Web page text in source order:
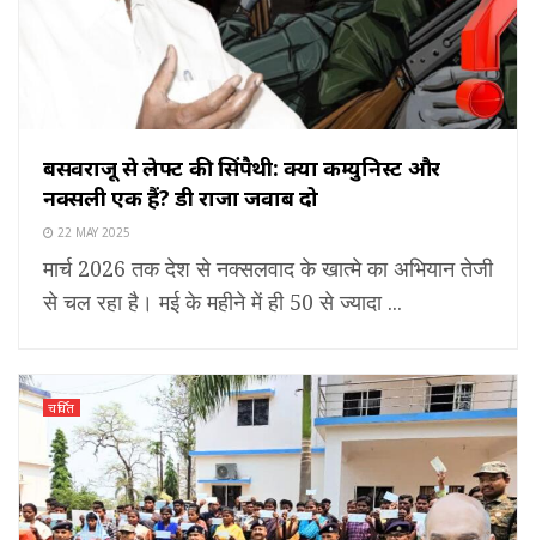
बसवराजू से लेफ्ट की सिंपैथी: क्या कम्युनिस्ट और
नक्सली एक हैं? डी राजा जवाब दो
22 MAY 2025
मार्च 2026 तक देश से नक्सलवाद के खात्मे का अभियान तेजी
से चल रहा है। मई के महीने में ही 50 से ज्यादा ...
चर्चित